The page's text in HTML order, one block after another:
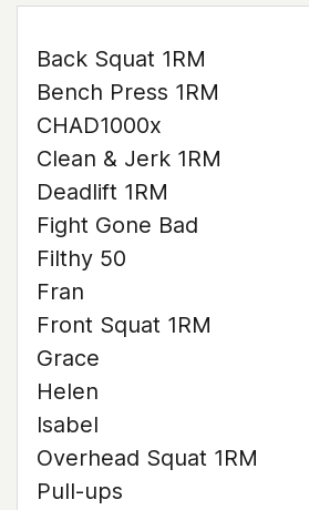
Back Squat 1RM
Bench Press 1RM
CHAD1000x
Clean & Jerk 1RM
Deadlift 1RM
Fight Gone Bad
Filthy 50
Fran
Front Squat 1RM
Grace
Helen
Isabel
Overhead Squat 1RM
Pull-ups